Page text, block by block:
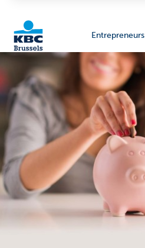
Entrepreneurs